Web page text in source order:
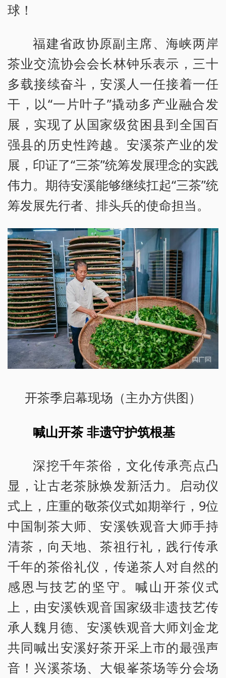
球！
福建省政协原副主席、海峡两岸
茶业交流协会会长林钟乐表示，三十
多载接续奋斗，安溪人一任接着一任
干，以“一片叶子”撬动多产业融合发
展，实现了从国家级贫困县到全国百
强县的历史性跨越。安溪茶产业的发
展，印证了“三茶”统筹发展理念的实践
伟力。期待安溪能够继续扛起“三茶”统
筹发展先行者、排头兵的使命担当。
开茶季启幕现场（主办方供图）
喊山开茶 非遗守护筑根基
深挖千年茶俗，文化传承亮点凸
显，让古老茶脉焕发新活力。启动仪
式上，庄重的敬茶仪式如期举行，9位
中国制茶大师、安溪铁观音大师手持
清茶，向天地、茶祖行礼，践行传承
千年的茶俗礼仪，传递茶人对自然的
感恩与技艺的坚守。喊山开茶仪式
上，由安溪铁观音国家级非遗技艺传
承人魏月德、安溪铁观音大师刘金龙
共同喊出安溪好茶开采上市的最强声
音！兴溪茶场、大银峯茶场等分会场